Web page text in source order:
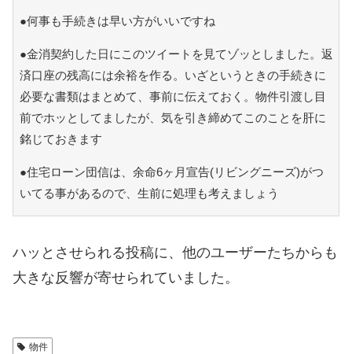
●何事も手続きは早い方がいいですね
●金消契約した日にこのツイートを見てゾッとしました。返
済口座の残高には余裕を作る。いざというときの手続きに
必要な書類はまとめて、事前に伝えておく。物件引渡し目
前でホッとしてましたが、気を引き締めてこのことを肝に
銘じておきます
●住宅ローン団信は、余命6ヶ月宣告(リビングニーズ)がつ
いてる事があるので、生前に処理も考えましょう
ハッとさせられる投稿に、他のユーザーたちからも
大きな反響が寄せられていました。
物件